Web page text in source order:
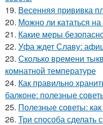
19. Весенняя прививка
20. Можно ли кататься
21. Какие меры
22. Уфа ждет Славу:
23. Сколько времени
комнатной температуре
24. Как правильно
балконе: полезные
25. Полезные советы:
26. Три способа сделать